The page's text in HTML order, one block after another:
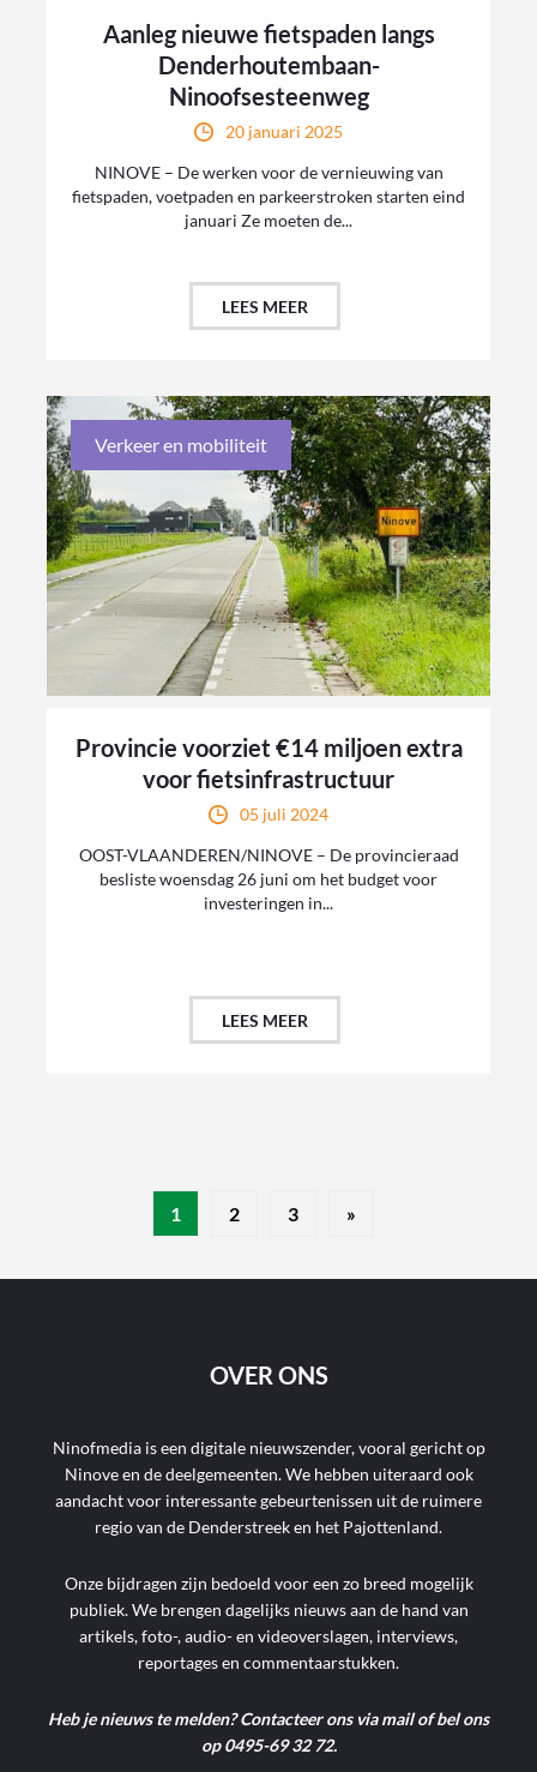
Aanleg nieuwe fietspaden langs
Denderhoutembaan-
Ninoofsesteenweg
20 januari 2025
NINOVE – De werken voor de vernieuwing van
fietspaden, voetpaden en parkeerstroken starten eind
januari Ze moeten de...
LEES MEER
Verkeer en mobiliteit
Provincie voorziet €14 miljoen extra
voor fietsinfrastructuur
05 juli 2024
OOST-VLAANDEREN/NINOVE – De provincieraad
besliste woensdag 26 juni om het budget voor
investeringen in...
LEES MEER
1 2 3 »
OVER ONS
Ninofmedia is een digitale nieuwszender, vooral gericht op
Ninove en de deelgemeenten. We hebben uiteraard ook
aandacht voor interessante gebeurtenissen uit de ruimere
regio van de Denderstreek en het Pajottenland.
Onze bijdragen zijn bedoeld voor een zo breed mogelijk
publiek. We brengen dagelijks nieuws aan de hand van
artikels, foto-, audio- en videoverslagen, interviews,
reportages en commentaarstukken.
Heb je nieuws te melden? Contacteer ons via mail of bel ons
op 0495-69 32 72.